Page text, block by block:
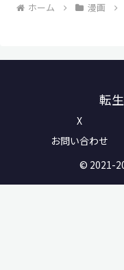
ホーム 漫画
転
X
お問い合わせ
© 2021-